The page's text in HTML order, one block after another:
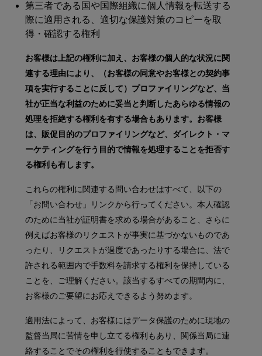
第三者である国や国際組織に個人情報を転送する
際に適用される、適切な保護対策のコピーを取
得・確認する権利
お客様は上記の権利に加え、お客様の個人的な状況に関
連する理由により、（お客様の同意やお客様との契約事
項を実行することに反して）プロファイリングなど、当
社が正当な利益のために妥当と判断したあらゆる情報の
処理を拒絶する権利を有する場合もあります。お客様
は、販促目的のプロファイリングなど、ダイレクト・マ
ーケティングを行う目的で情報を処理することを拒否す
る権利も有します。
これらの権利に関連する問い合わせはすべて、以下の
「お問い合わせ」リンクから行ってください。本人確認
のために当社が証明書を求める場合があること、さらに
例えばお客様のリクエストが事実に基づかないものであ
ったり、リクエストが過度であったりする場合に、法で
許される範囲内で手数料を請求する権利を保持している
ことを、ご理解ください。該当するすべての期間内に、
お客様のご要望にお応えできるよう努めます。
適用法によって、お客様にはデータ保護のために現地の
監督当局に苦情を申し立てる権利もあり、関係当局に連
絡することでその権利を行使することもできます。